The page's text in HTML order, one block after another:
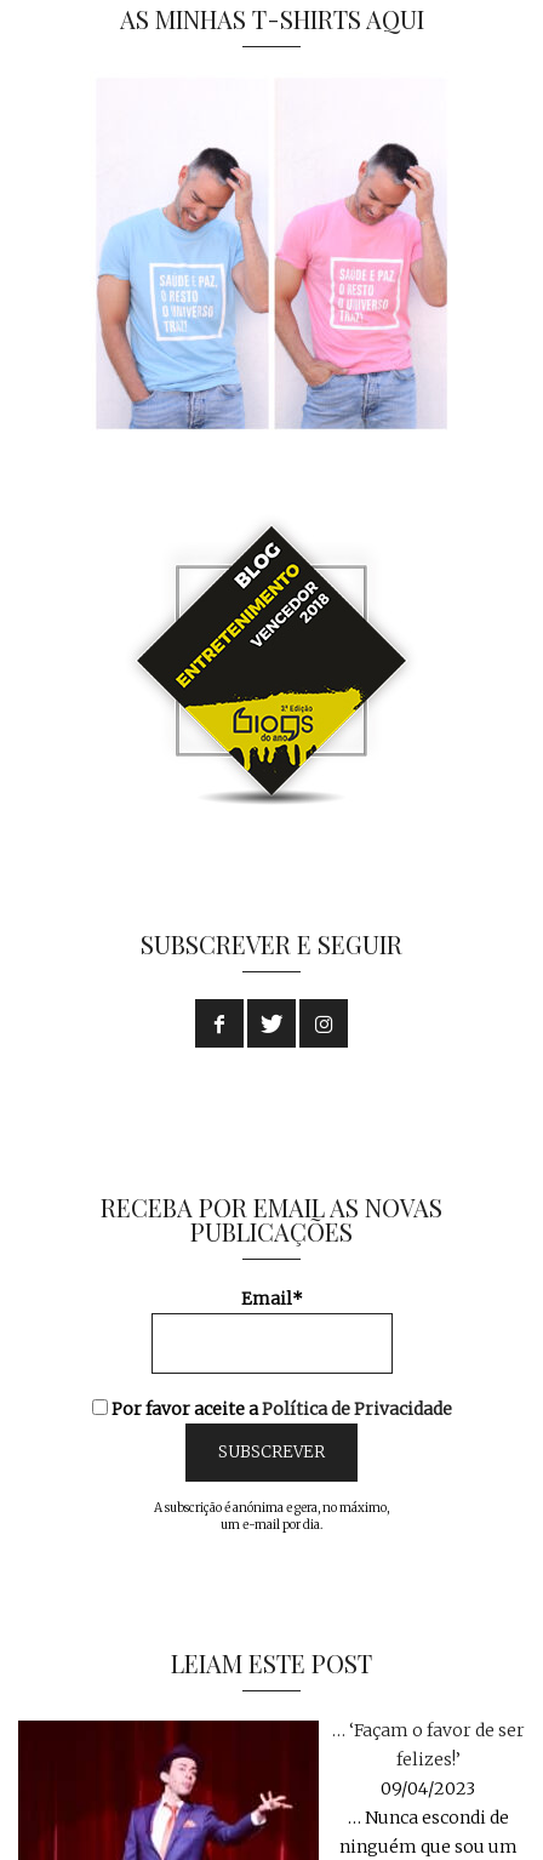
AS MINHAS T-SHIRTS AQUI
SUBSCREVER E SEGUIR
RECEBA POR EMAIL AS NOVAS
PUBLICAÇÕES
Email*
Por favor aceite aPolítica de Privacidade
A subscrição é anónima e gera, no máximo,
um e-mail por dia.
LEIAM ESTE POST
… ‘Façam o favor de ser
felizes!’
09/04/2023
… Nunca escondi de
ninguém que sou um